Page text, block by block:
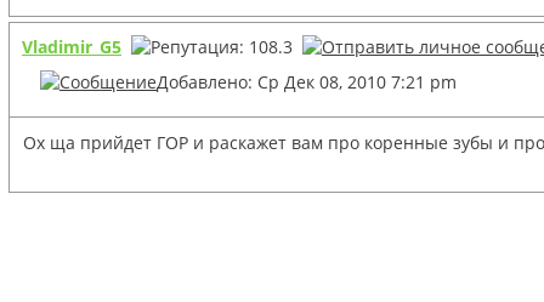
Vladimir_G5
Добавлено: Ср Дек 08, 2010 7:21 pm
Ох ща прийдет ГОР и раскажет вам про коренные зубы и